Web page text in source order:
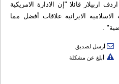
اربيلار قائلا "إن الادارة الامريكية
الايرانية علاقات أفضل مما
.
أرسل لصديق
أبلغ عن مشكلة